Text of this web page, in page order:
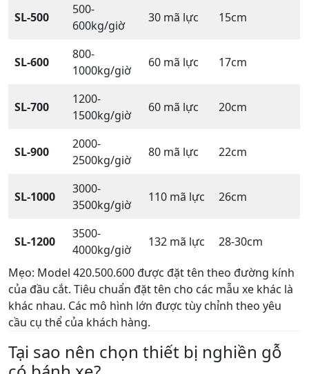
SL-500
500-
600kg/giờ
30 mã lực 15cm
SL-600
800-
1000kg/giờ
60 mã lực 17cm
SL-700
1200-
1500kg/giờ
60 mã lực 20cm
SL-900
2000-
2500kg/giờ
80 mã lực 22cm
SL-1000
3000-
3500kg/giờ
110 mã lực 26cm
SL-1200
3500-
4000kg/giờ
132 mã lực 28-30cm
Mẹo: Model 420.500.600 được đặt tên theo đường kính
của đầu cắt. Tiêu chuẩn đặt tên cho các mẫu xe khác là
khác nhau. Các mô hình lớn được tùy chỉnh theo yêu
cầu cụ thể của khách hàng.
Tại sao nên chọn thiết bị nghiền gỗ